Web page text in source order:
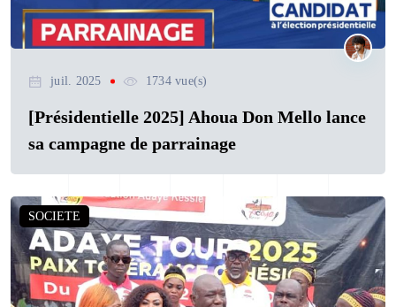
juil. 2025 1734 vue(s)
[Présidentielle 2025] Ahoua Don Mello lance
sa campagne de parrainage
SOCIETE